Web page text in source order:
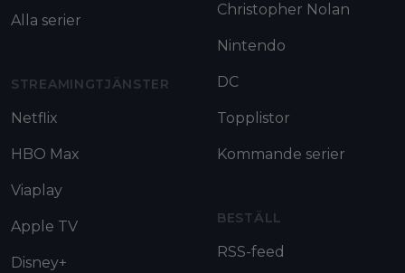
Alla serier
STREAMINGTJÄNSTER
Netflix
HBO Max
Viaplay
Apple TV
Disney+
Christopher Nolan
Nintendo
DC
Topplistor
Kommande serier
BESTÄLL
RSS-feed